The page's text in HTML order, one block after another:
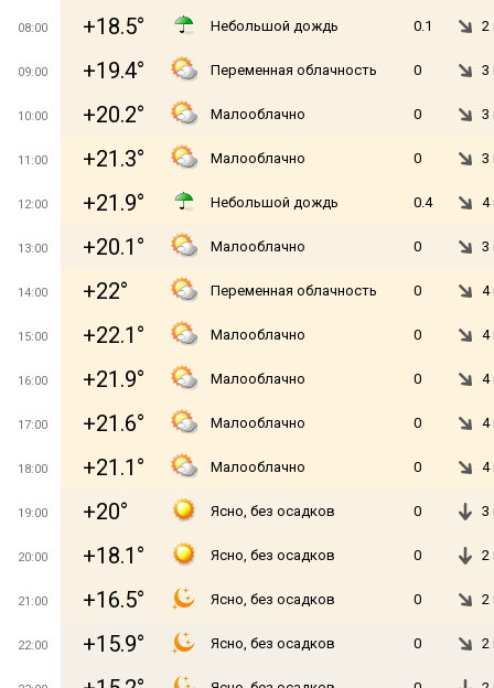
08:00 +18.5° Небольшой дождь 0.1 2
09:00 +19.4° Переменная облачность 0 3
10:00 +20.2° Малооблачно 0 3
11:00 +21.3° Малооблачно 0 3
12:00 +21.9° Небольшой дождь 0.4 4
13:00 +20.1° Малооблачно 0 3
14:00 +22° Переменная облачность 0 4
15:00 +22.1° Малооблачно 0 4
16:00 +21.9° Малооблачно 0 4
17:00 +21.6° Малооблачно 0 4
18:00 +21.1° Малооблачно 0 4
19:00 +20° Ясно, без осадков 0 3
20:00 +18.1° Ясно, без осадков 0 2
21:00 +16.5° Ясно, без осадков 0 2
22:00 +15.9° Ясно, без осадков 0 2